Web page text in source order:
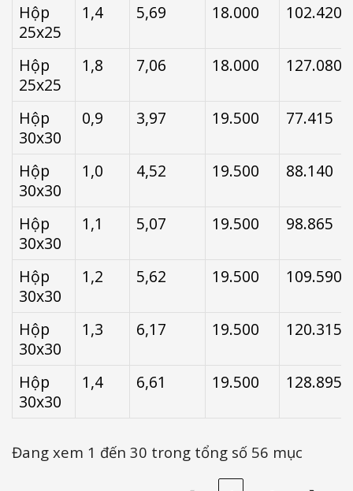
Hộp
25x25
1,4 5,69 18.000 102.420
Hộp
25x25
1,8 7,06 18.000 127.080
Hộp
30x30
0,9 3,97 19.500 77.415
Hộp
30x30
1,0 4,52 19.500 88.140
Hộp
30x30
1,1 5,07 19.500 98.865
Hộp
30x30
1,2 5,62 19.500 109.590
Hộp
30x30
1,3 6,17 19.500 120.315
Hộp
30x30
1,4 6,61 19.500 128.895
Đang xem 1 đến 30 trong tổng số 56 mục